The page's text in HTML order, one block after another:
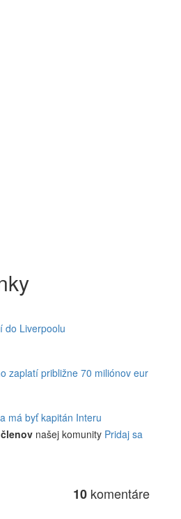
do Liverpoolu
zaplatí približne 70 miliónov eur
má byť kapitán Interu
našej komunity Pridaj sa
10 komentáre